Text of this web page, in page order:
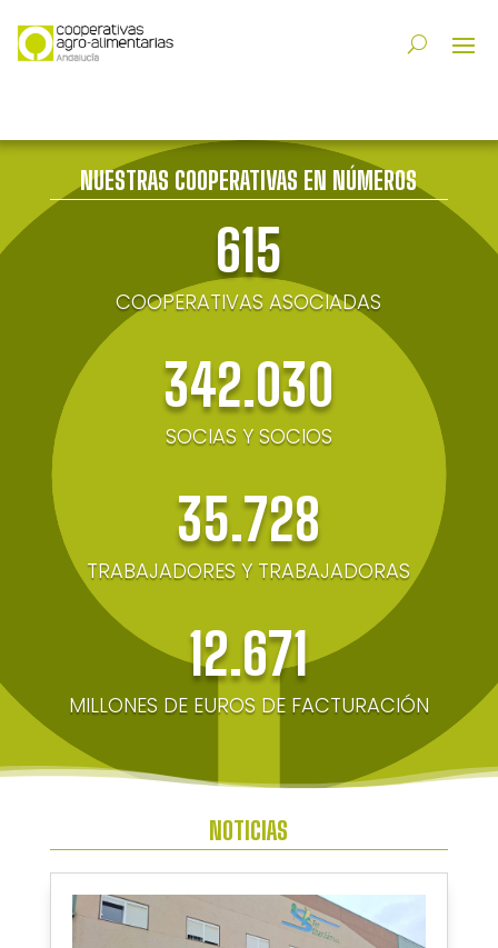
NUESTRAS COOPERATIVAS EN NÚMEROS
615
COOPERATIVAS ASOCIADAS
342.030
SOCIAS Y SOCIOS
35.728
TRABAJADORES Y TRABAJADORAS
12.671
MILLONES DE EUROS DE FACTURACIÓN
NOTICIAS